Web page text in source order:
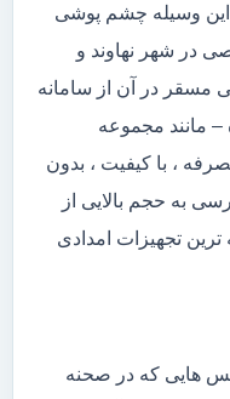
این وسیله چشم پوشی
در شهر نهاوند و
مسقر در آن از سامانه
مانند مجموعه
، با کیفیت ، بدون
به حجم بالایی از
تجهیزات امدادی
هایی که در صحنه